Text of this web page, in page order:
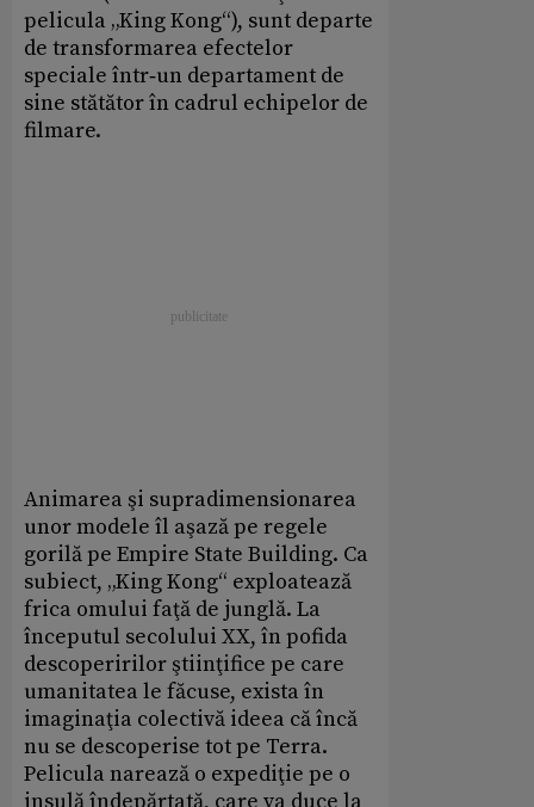
pelicula „King Kong“), sunt departe
de transformarea efectelor
speciale într‑un departament de
sine stătător în cadrul echipelor de
filmare.
Animarea şi supradimensionarea
unor modele îl aşază pe regele
gorilă pe Empire State Building. Ca
subiect, „King Kong“ exploatează
frica omului faţă de junglă. La
începutul secolului XX, în pofida
descoperirilor ştiinţifice pe care
umanitatea le făcuse, exista în
imaginaţia colectivă ideea că încă
nu se descoperise tot pe Terra.
Pelicula narează o expediţie pe o
insulă îndepărtată, care va duce la